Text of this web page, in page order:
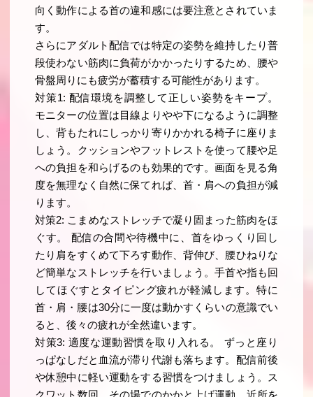
向く動作による首の違和感には要注意とされていま
す。
さらにアダルト配信では特定の姿勢を維持したり普
段使わない筋肉に負荷がかかったりするため、腰や
骨盤周りにも疲労が蓄積する可能性があります。
対策1: 配信環境を調整して正しい姿勢をキープ。
モニターの位置は目線よりやや下になるように調整
し、背もたれにしっかり寄りかかれる椅子に座りま
しょう。クッションやフットレストを使って腰や足
への負担を和らげるのも効果的です。画面を見る角
度を無理なく自然に保てれば、首・肩への負担が減
ります。
対策2: こまめなストレッチで凝り固まった筋肉をほ
ぐす。 配信の合間や待機中に、首をゆっくり回し
たり肩をすくめて下ろす動作、背伸び、腰ひねりな
ど簡単なストレッチを行いましょう。手首や指も回
してほぐすとタイピング疲れが軽減します。特に
首・肩・腰は30分に一度は動かすくらいの意識でい
ると、後々の疲れが全然違います。
対策3: 適度な運動習慣を取り入れる。 ずっと座り
っぱなしだと血流が滞り代謝も落ちます。配信前後
や休憩中に軽い運動をする習慣をつけましょう。ス